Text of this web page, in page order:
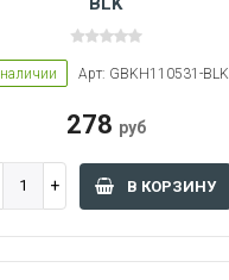
Арт: GBKH110531-BLK
278 руб
В КОРЗИНУ